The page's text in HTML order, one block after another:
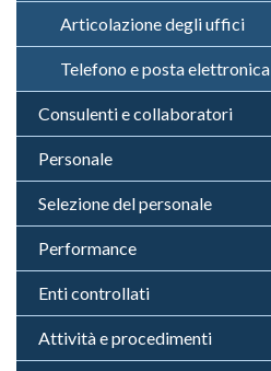
Articolazione degli uffici
Telefono e posta elettronica
Consulenti e collaboratori
Personale
Selezione del personale
Performance
Enti controllati
Attività e procedimenti